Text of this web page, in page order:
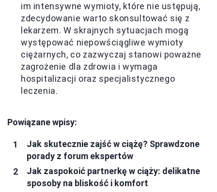
im intensywne wymioty, które nie ustępują,
zdecydowanie warto skonsultować się z
lekarzem. W skrajnych sytuacjach mogą
występować niepowściągliwe wymioty
ciężarnych, co zazwyczaj stanowi poważne
zagrożenie dla zdrowia i wymaga
hospitalizacji oraz specjalistycznego
leczenia.
Powiązane wpisy:
Jak skutecznie zajść w ciążę? Sprawdzone
porady z forum ekspertów
Jak zaspokoić partnerkę w ciąży: delikatne
sposoby na bliskość i komfort